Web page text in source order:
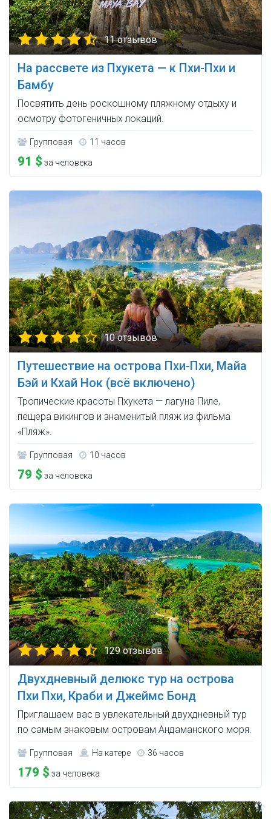
11 отзывов
На рассвете из Пхукета — к Пхи-Пхи и
Бамбу
Посвятить день роскошному пляжному отдыху и
осмотру фотогеничных локаций.
Групповая 11 часов
91 $ за человека
10 отзывов
Путешествие на острова Пхи-Пхи, Майа
Бэй и Кхай Нок (всё включено)
Тропические красоты Пхукета — лагуна Пиле,
пещера викингов и знаменитый пляж из фильма
«Пляж».
Групповая 10 часов
79 $ за человека
129 отзывов
Двухдневный делюкс тур на острова
Пхи Пхи, Краби и Джеймс Бонд
Приглашаем вас в увлекательный двухдневный тур
по самым знаковым островам Андаманского моря.
Групповая На катере 36 часов
179 $ за человека